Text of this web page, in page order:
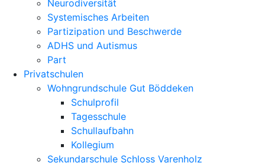
Neurodiversität
Systemisches Arbeiten
Partizipation und Beschwerde
ADHS und Autismus
Part
Privatschulen
Wohngrundschule Gut Böddeken
Schulprofil
Tagesschule
Schullaufbahn
Kollegium
Sekundarschule Schloss Varenholz